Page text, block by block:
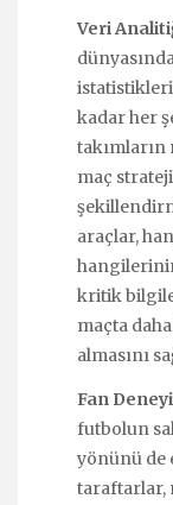
Veri
kadar her
maç
araçlar,
kritik
maçta
almasını
Fan
futbolun
yönünü de
taraftarlar,